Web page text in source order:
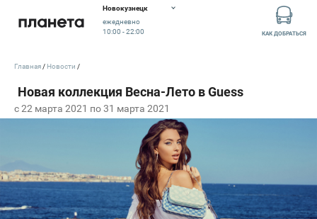
Новокузнецк
ежедневно
10:00 - 22:00
КАК ДОБРАТЬСЯ
c 22 марта 2021 по 31 марта 2021
Главная Новости